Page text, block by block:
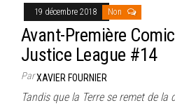
19 décembre 2018 Non
Avant-Première
Justice League #14
ParXAVIER FOURNIER
Tandis que la Terre se remet de la